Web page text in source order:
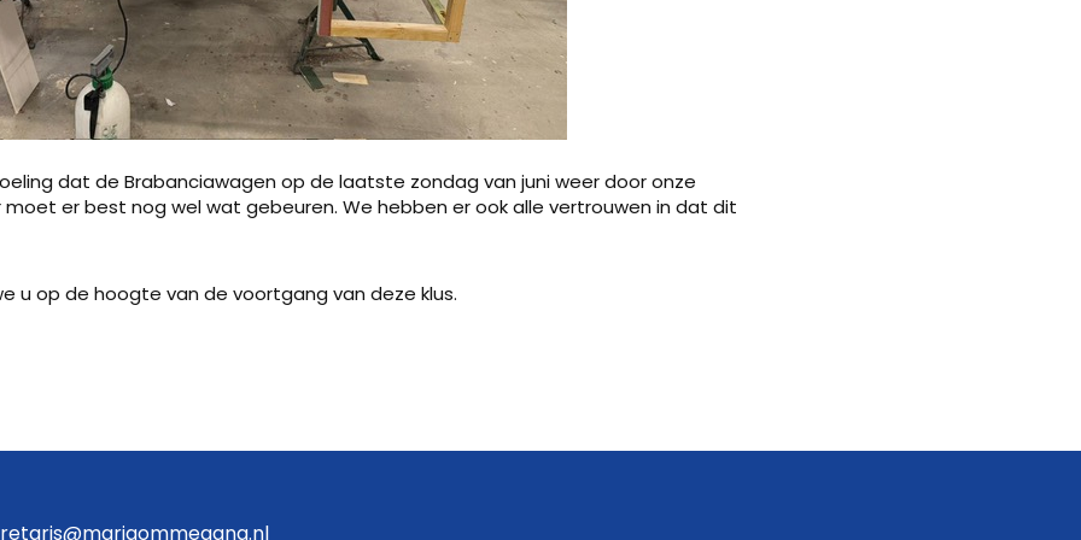
dat de Brabanciawagen op de laatste zondag van juni weer door onze
er best nog wel wat gebeuren. We hebben er ook alle vertrouwen in dat dit
u op de hoogte van de voortgang van deze klus.